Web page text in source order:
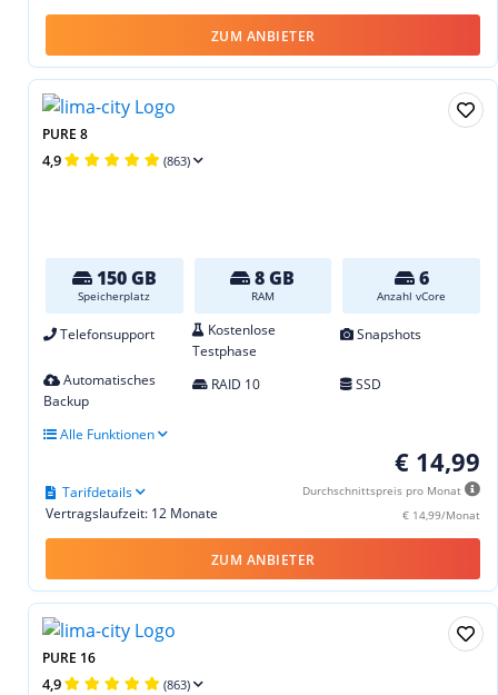
ZUM ANBIETER
PURE 8
4,9 (863)
150 GB
Speicherplatz
8 GB
RAM
6
Anzahl vCore
Telefonsupport
Kostenlose
Testphase
Snapshots
Automatisches
Backup
RAID 10 SSD
Alle Funktionen
€ 14,99
Durchschnittspreis pro Monat
€ 14,99/Monat
Vertragslaufzeit: 12 Monate
Tarifdetails
ZUM ANBIETER
PURE 16
4,9 (863)